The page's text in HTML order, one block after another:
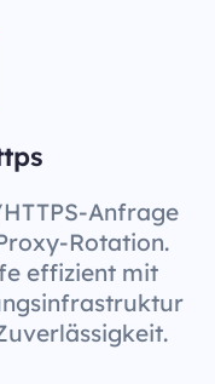
Anfrage
Rotation.
effizient mit